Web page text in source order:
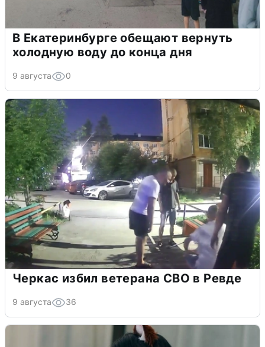
В Екатеринбурге обещают вернуть
холодную воду до конца дня
9 августа 0
Черкас избил ветерана СВО в Ревде
9 августа 36